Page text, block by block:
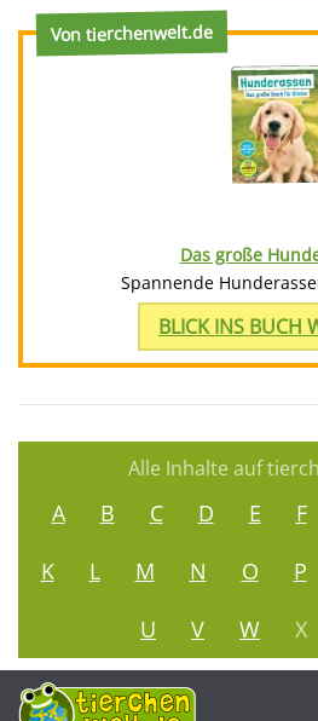
Von tierchenwelt.de
Das große
Spannende
BLICK INS BUCH
Alle Inhalte auf
A B C D E F
K
L M N O P
U
V W X